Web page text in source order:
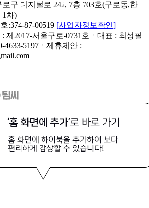
구 디지털로 242, 7층 703호(구로동,한
1차)
:374-87-00519 [사업자정보확인]
제2017-서울구로-0731호ㆍ대표 : 최성필
4633-5197ㆍ제휴제안 :